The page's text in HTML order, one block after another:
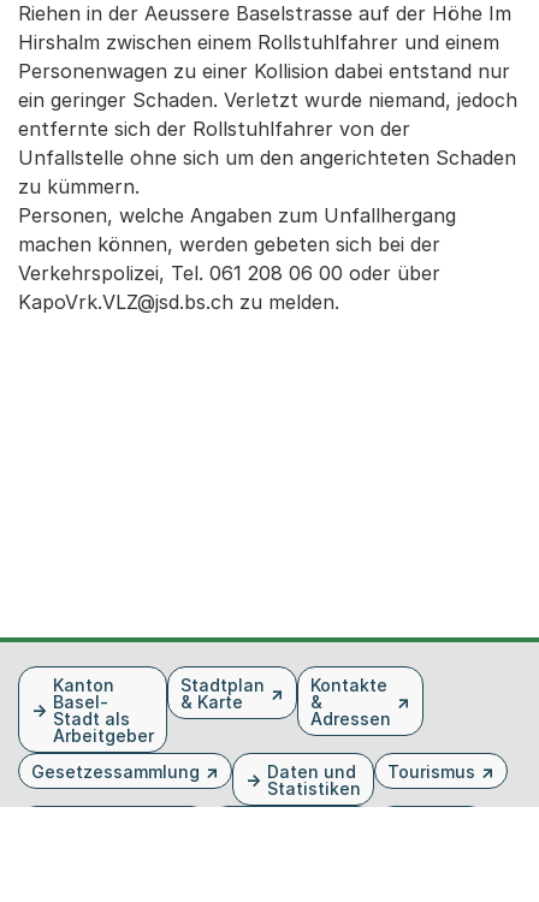
Riehen in der Aeussere Baselstrasse auf der Höhe Im
Hirshalm zwischen einem Rollstuhlfahrer und einem
Personenwagen zu einer Kollision dabei entstand nur
ein geringer Schaden. Verletzt wurde niemand, jedoch
entfernte sich der Rollstuhlfahrer von der
Unfallstelle ohne sich um den angerichteten Schaden
zu kümmern.
Personen, welche Angaben zum Unfallhergang
machen können, werden gebeten sich bei der
Verkehrspolizei, Tel. 061 208 06 00 oder über
KapoVrk.VLZ@jsd.bs.ch zu melden.
FusszeileKanton
Basel-
Stadt als
Arbeitgeber
Stadtplan
& Karte
Kontakte
&
Adressen
Gesetzessammlung
Daten und
Statistiken
Tourismus